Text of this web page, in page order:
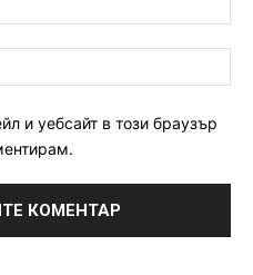
и уебсайт в този браузър